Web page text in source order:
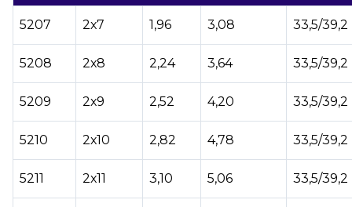
5207 2х7 1,96 3,08 33,5/39,2
5208 2х8 2,24 3,64 33,5/39,2
5209 2х9 2,52 4,20 33,5/39,2
5210 2х10 2,82 4,78 33,5/39,2
5211 2х11 3,10 5,06 33,5/39,2